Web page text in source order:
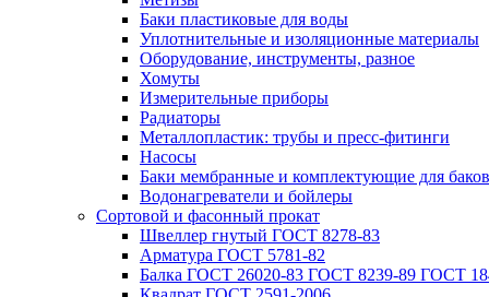
Баки пластиковые для воды
Уплотнительные и изоляционные материалы
Оборудование, инструменты, разное
Хомуты
Измерительные приборы
Радиаторы
Металлопластик: трубы и пресс-фитинги
Насосы
Баки мембранные и комплектующие для баков
Водонагреватели и бойлеры
Сортовой и фасонный прокат
Швеллер гнутый ГОСТ 8278-83
Арматура ГОСТ 5781-82
Балка ГОСТ 26020-83 ГОСТ 8239-89 ГОСТ